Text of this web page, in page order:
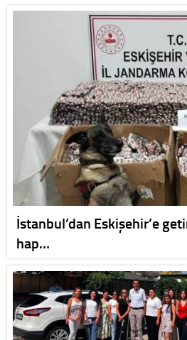
İstanbul’dan Eskişehir’e
hap…